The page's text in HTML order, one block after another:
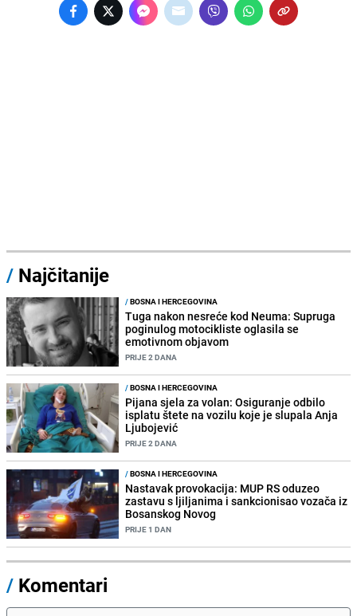
/ Najčitanije
/BOSNA I HERCEGOVINA
Tuga nakon nesreće kod Neuma: Supruga
poginulog motocikliste oglasila se
emotivnom objavom
PRIJE 2 DANA
/BOSNA I HERCEGOVINA
Pijana sjela za volan: Osiguranje odbilo
isplatu štete na vozilu koje je slupala Anja
Ljubojević
PRIJE 2 DANA
/BOSNA I HERCEGOVINA
Nastavak provokacija: MUP RS oduzeo
zastavu s ljiljanima i sankcionisao vozača iz
Bosanskog Novog
PRIJE 1 DAN
/ Komentari